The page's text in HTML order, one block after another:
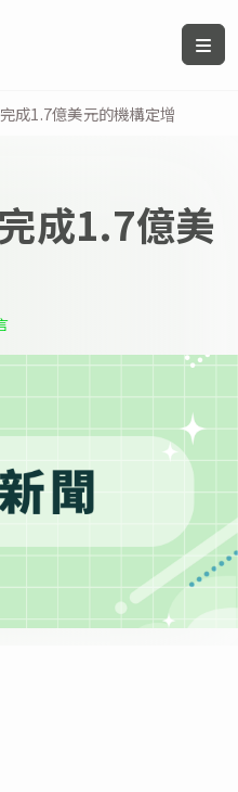
成1.7億美元的機構定增
成1.7億美